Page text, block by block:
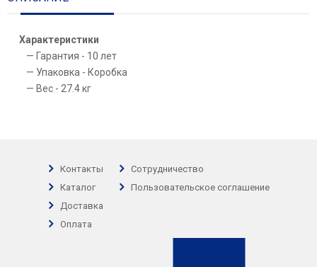
Характеристики
Гарантия - 10 лет
Упаковка - Коробка
Вес - 27.4 кг
Контакты
Каталог
Доставка
Оплата
Сотрудничество
Пользовательское соглашение